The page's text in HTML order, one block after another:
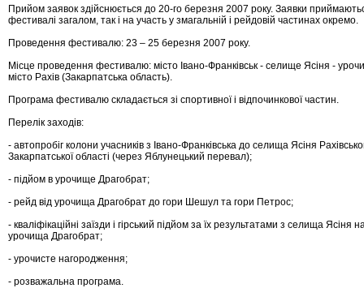
Прийом заявок здійснюється до 20-го березня 2007 року. Заявки
фестивалі загалом, так і на участь у змагальній і рейдовій частинах окремо.
Проведення фестивалю: 23 – 25 березня 2007 року.
Місце проведення фестивалю: місто Івано-Франківськ - селище Ясіня -
місто Рахів (Закарпатська область).
Програма фестивалю складається зі спортивної і відпочинкової частин.
Перелік заходів:
- автопробіг колони учасників з Івано-Франківська до селища Ясіня
Закарпатської області (через Яблунецький перевал);
- підйом в урочище Драгобрат;
- рейд від урочища Драгобрат до гори Шешул та гори Петрос;
- кваліфікаційні заїзди і гірський підйом за їх результатами з селища Ясіня
урочища Драгобрат;
- урочисте нагородження;
- розважальна програма.